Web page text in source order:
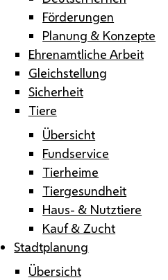
Förderungen
Planung & Konzepte
Ehrenamtliche Arbeit
Gleichstellung
Sicherheit
Tiere
Übersicht
Fundservice
Tierheime
Tiergesundheit
Haus- & Nutztiere
Kauf & Zucht
Stadtplanung
Übersicht